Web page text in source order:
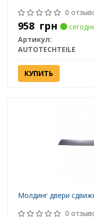
0
958 грн
Артикул:
AUTOTECHTEILE
КУПИТЬ
Молдинг двери
0